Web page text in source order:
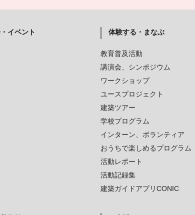
イベント 体験する・まなぶ
教育普及活動
講演会、シンポジウム
ワークショップ
ユースプロジェクト
建築ツアー
学校プログラム
インターン、ボランティア
おうちで楽しめるプログラム
活動レポート
活動記録集
建築ガイドアプリCONIC